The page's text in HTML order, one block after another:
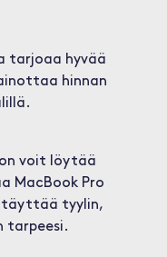
tarjoaa hyvää
hinnan
voit löytää
MacBook Pro
täyttää tyylin,
tarpeesi.